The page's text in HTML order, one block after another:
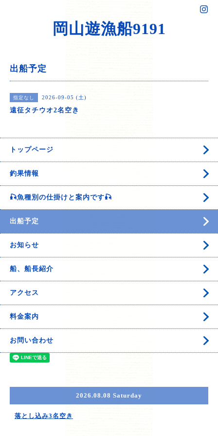
岡山遊漁船9191
出船予定
指定なし 2026-09-05 (土)
遠征タチウオ2名空き
トップページ
釣果情報
🎣魚種別の仕掛けと案内です🎣
出船予定
お知らせ
船、船長紹介
アクセス
料金案内
お問い合わせ
2026.08.08 Saturday
落とし込み3名空き